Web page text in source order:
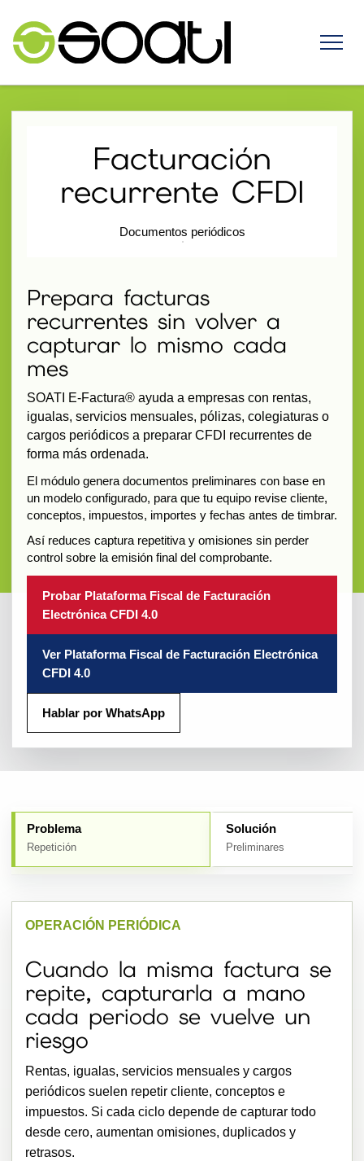
Facturación
recurrente CFDI
Documentos periódicos
Prepara facturas
recurrentes sin volver a
capturar lo mismo cada
mes
SOATI E-Factura® ayuda a empresas con rentas,
igualas, servicios mensuales, pólizas, colegiaturas o
cargos periódicos a preparar CFDI recurrentes de
forma más ordenada.
El módulo genera documentos preliminares con base en
un modelo configurado, para que tu equipo revise cliente,
conceptos, impuestos, importes y fechas antes de timbrar.
Así reduces captura repetitiva y omisiones sin perder
control sobre la emisión final del comprobante.
Probar Plataforma Fiscal de Facturación
Electrónica CFDI 4.0
Ver Plataforma Fiscal de Facturación Electrónica
CFDI 4.0
Hablar por WhatsApp
Problema
Repetición
Solución
Preliminares
OPERACIÓN PERIÓDICA
Cuando la misma factura se
repite, capturarla a mano
cada periodo se vuelve un
riesgo
Rentas, igualas, servicios mensuales y cargos
periódicos suelen repetir cliente, conceptos e
impuestos. Si cada ciclo depende de capturar todo
desde cero, aumentan omisiones, duplicados y
retrasos.